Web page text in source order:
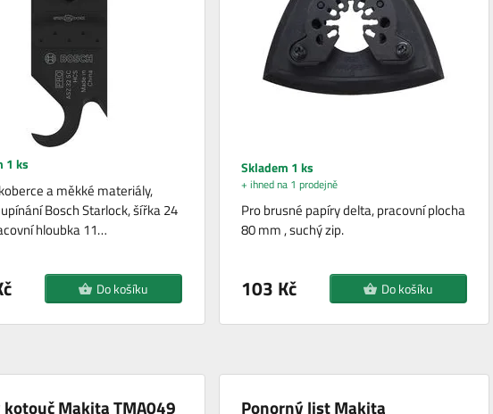
1 ks
a měkké materiály,
Bosch Starlock, šířka 24
hloubka 11…
Do košíku
Skladem 1 ks
+ ihned na 1 prodejně
Pro brusné papíry delta, pracovní plocha
80 mm , suchý zip.
103 Kč Do košíku
kotouč Makita TMA049
Ponorný list Makita